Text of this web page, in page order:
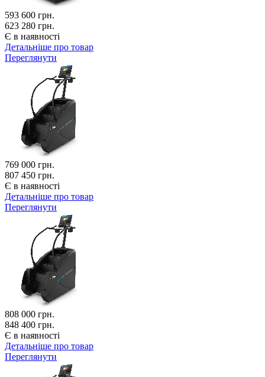
593 600 грн.
623 280 грн.
Є в наявності
Детальніше про товар
Переглянути
769 000 грн.
807 450 грн.
Є в наявності
Детальніше про товар
Переглянути
808 000 грн.
848 400 грн.
Є в наявності
Детальніше про товар
Переглянути